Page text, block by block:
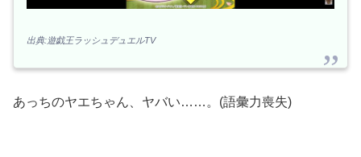
出典:遊戯王ラッシュデュエルTV
あっちのヤエちゃん、ヤバい……。(語彙力喪失)